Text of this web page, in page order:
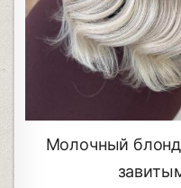
Молочный